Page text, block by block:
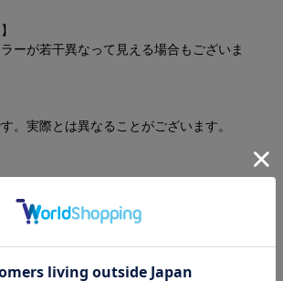
ーが若干異なって見える場合もございま
。実際とは異なることがございます。